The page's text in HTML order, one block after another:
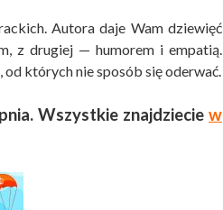
Autora daje Wam dziewięć
z drugiej — humorem i empatią.
których nie sposób się oderwać.
Wszystkie znajdziecie w